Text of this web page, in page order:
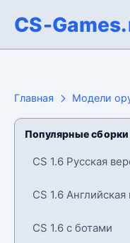
CS-
Главная Модели
Популярные сборки
CS 1.6 Русская
CS 1.6 Английская
CS 1.6 с ботами